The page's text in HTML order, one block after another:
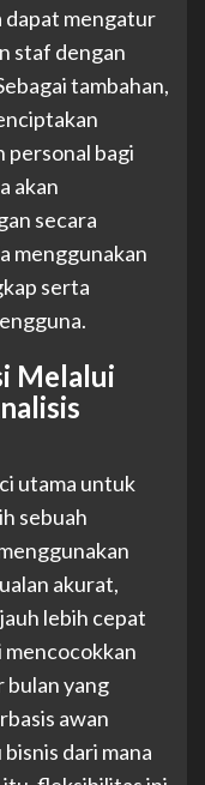
dapat mengatur
staf dengan
tambahan,
personal bagi
akan
secara
menggunakan
serta
Melalui
utama untuk
sebuah
akurat,
lebih cepat
mencocokkan
bulan yang
awan
dari mana